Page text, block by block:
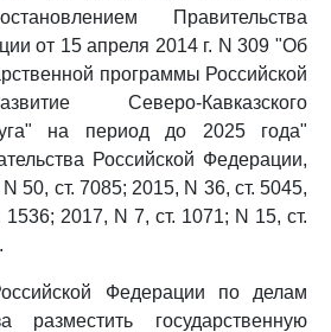
Правительства
от 15 апреля 2014 г. N 309 "Об
программы Российской
Северо-Кавказского
на период до 2025 года"
Российской Федерации,
50, ст. 7085; 2015, N 36, ст. 5045,
2017, N 7, ст. 1071; N 15, ст.
Федерации по делам
разместить государственную